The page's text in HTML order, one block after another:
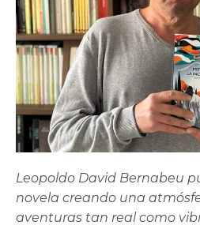
Leopoldo David Bernabeu
novela creando una
aventuras tan real como